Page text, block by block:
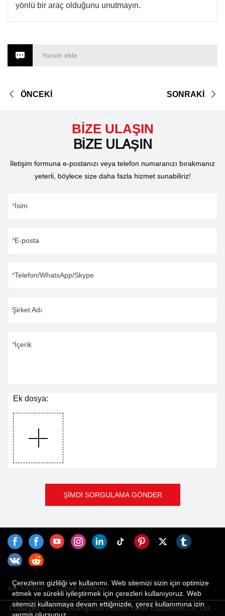
yönlü bir araç olduğunu unutmayın.
Yorum ekle
ÖNCEKİ SONRAKİ
BİZE ULAŞIN
BİZE ULAŞIN
İletişim formuna e-postanızı veya telefon numaranızı bırakmanız
yeterli, böylece size daha fazla hizmet sunabiliriz!
İsim
E-posta
Telefon/WhatsApp/Skype
Şirket Adı
İçerik
Ek dosya:
ŞİMDİ SORGULAMA GÖNDER
site haritası Gizlilik Politikası
Copyright © 2026 Guangzhou Cosmo Laser Equipment Co.,Ltd. -
Çerezlerin gizliliği ve kullanımı. Web sitemizi sizin için optimize
etmek ve sürekli iyileştirmek için çerezleri kullanıyoruz. Web
sitemizi kullanmaya devam ettiğinizde, çerez kullanımına izin